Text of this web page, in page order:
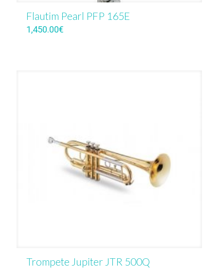
Flautim Pearl PFP 165E
1,450.00€
Trompete Jupiter JTR 500Q